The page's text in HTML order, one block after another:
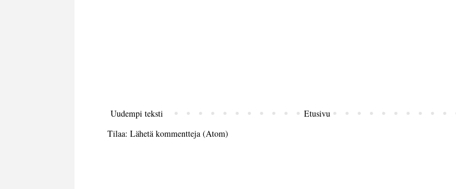
Uudempi teksti
Etusivu
Tilaa: Lähetä kommentteja (Atom)